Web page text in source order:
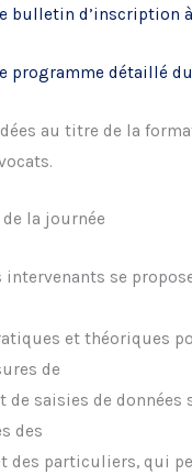
bulletin d’inscription
programme détaillé
au titre de la
la journée
intervenants se
et théoriques
de
de saisies de données
des
des particuliers, qui